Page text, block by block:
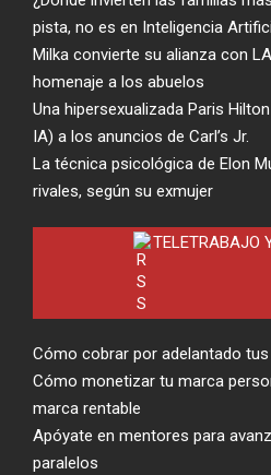
pista, no es en Inteligencia
Milka convierte su alianza con
homenaje a los abuelos
Una hipersexualizada Paris
IA) a los anuncios de Carl’s Jr.
La técnica psicológica de Elon
rivales, según su exmujer
TELETRABAJO
Cómo cobrar por adelantado
Cómo monetizar tu marca
marca rentable
Apóyate en mentores para
paralelos